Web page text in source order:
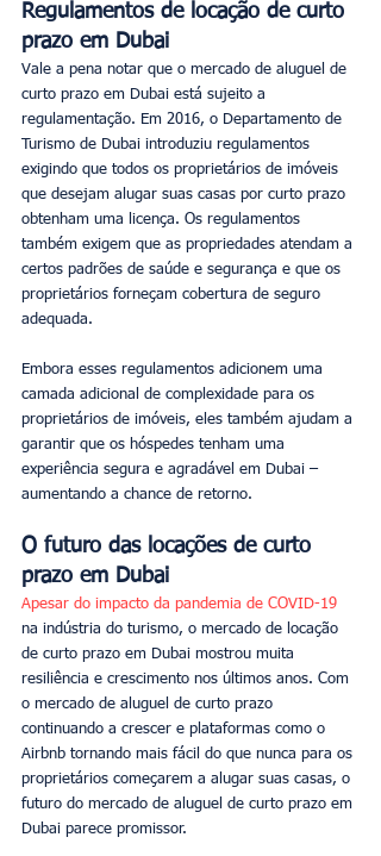
Regulamentos de locação de curto
prazo em Dubai
Vale a pena notar que o mercado de aluguel de
curto prazo em Dubai está sujeito a
regulamentação. Em 2016, o Departamento de
Turismo de Dubai introduziu regulamentos
exigindo que todos os proprietários de imóveis
que desejam alugar suas casas por curto prazo
obtenham uma licença. Os regulamentos
também exigem que as propriedades atendam a
certos padrões de saúde e segurança e que os
proprietários forneçam cobertura de seguro
adequada.
Embora esses regulamentos adicionem uma
camada adicional de complexidade para os
proprietários de imóveis, eles também ajudam a
garantir que os hóspedes tenham uma
experiência segura e agradável em Dubai –
aumentando a chance de retorno.
O futuro das locações de curto
prazo em Dubai
Apesar do impacto da pandemia de COVID-19
na indústria do turismo, o mercado de locação
de curto prazo em Dubai mostrou muita
resiliência e crescimento nos últimos anos. Com
o mercado de aluguel de curto prazo
continuando a crescer e plataformas como o
Airbnb tornando mais fácil do que nunca para os
proprietários começarem a alugar suas casas, o
futuro do mercado de aluguel de curto prazo em
Dubai parece promissor.